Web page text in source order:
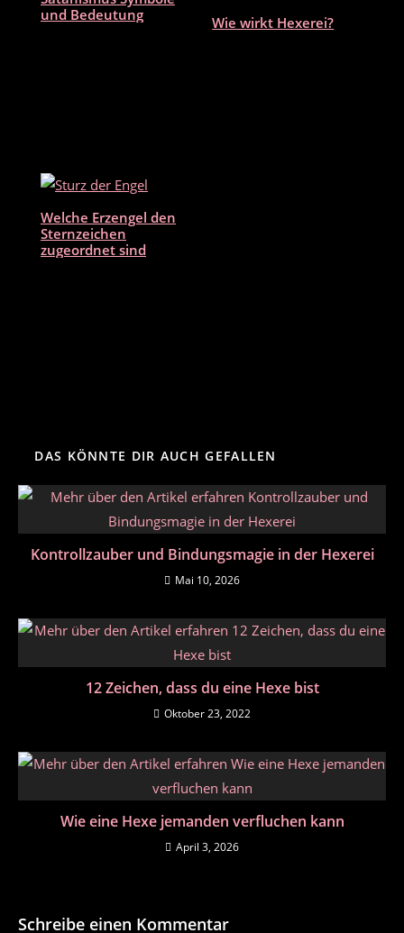
o
und Bedeutung
Wie wirkt Hexerei?
Welche Erzengel den
Sternzeichen
zugeordnet sind
DAS KÖNNTE DIR AUCH GEFALLEN
Kontrollzauber und Bindungsmagie in der Hexerei
Mai 10, 2026
12 Zeichen, dass du eine Hexe bist
Oktober 23, 2022
Wie eine Hexe jemanden verfluchen kann
April 3, 2026
Schreibe einen Kommentar